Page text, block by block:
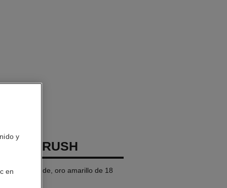
CRUSH
grande, oro amarillo de 18
y
en